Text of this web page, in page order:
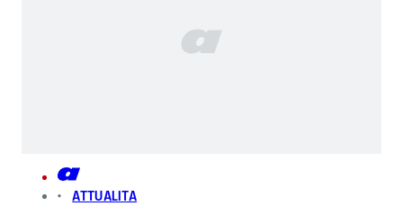
ATTUALITA